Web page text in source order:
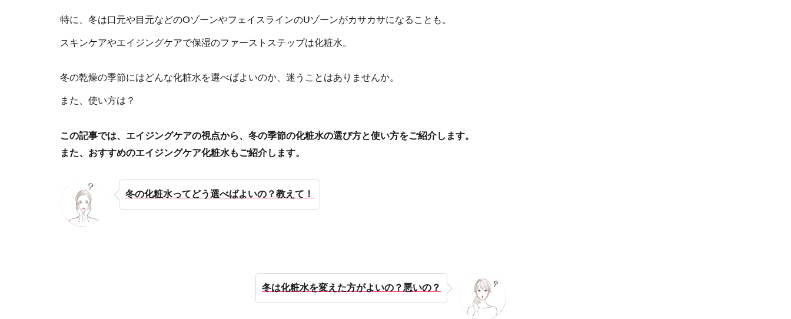
特に、冬は口元や目元などのOゾーンやフェイスラインのUゾーンがカサカサになることも。
スキンケアやエイジングケアで保湿のファーストステップは化粧水。
冬の乾燥の季節にはどんな化粧水を選べばよいのか、迷うことはありませんか。
また、使い方は？
この記事では、エイジングケアの視点から、冬の季節の化粧水の選び方と使い方をご紹介します。
また、おすすめのエイジングケア化粧水もご紹介します。
冬の化粧水ってどう選べばよいの？教えて！
冬は化粧水を変えた方がよいの？悪いの？